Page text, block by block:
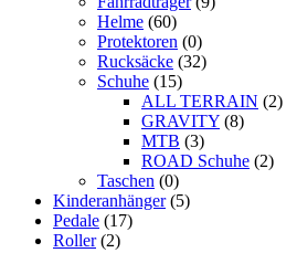
Helme (60)
Protektoren (0)
Rucksäcke (32)
Schuhe (15)
ALL TERRAIN (2)
GRAVITY (8)
MTB (3)
ROAD Schuhe (2)
Taschen (0)
Kinderanhänger (5)
Pedale (17)
Roller (2)